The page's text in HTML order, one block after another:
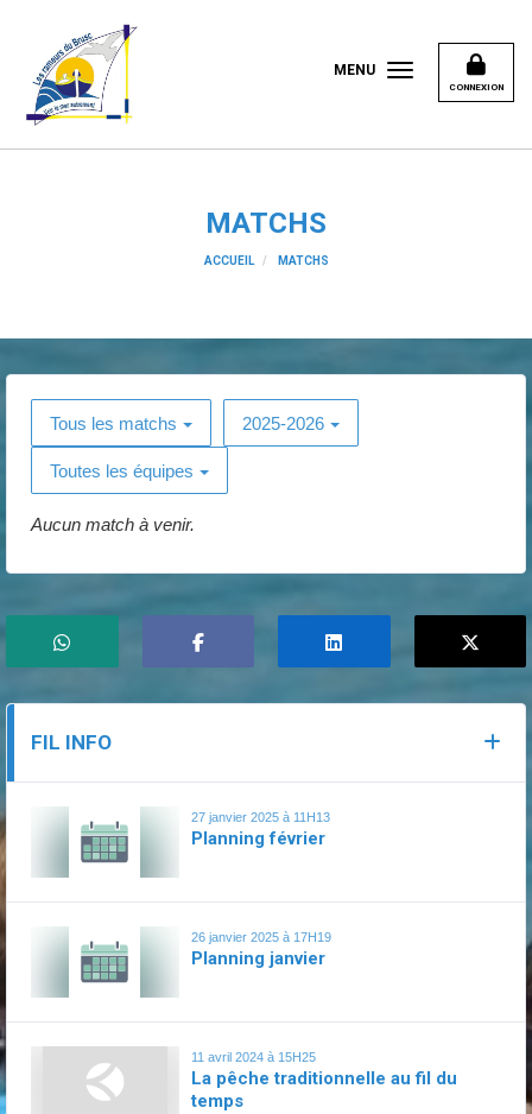
CONNEXION
MENU
MATCHS
ACCUEIL MATCHS
Tous les matchs 2025-2026
Toutes les équipes
Aucun match à venir.
FIL INFO
27 janvier 2025 à 11H13
Planning février
26 janvier 2025 à 17H19
Planning janvier
11 avril 2024 à 15H25
La pêche traditionnelle au fil du
temps